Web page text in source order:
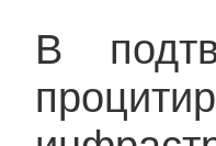
В